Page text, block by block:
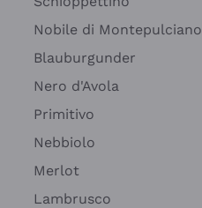
Nobile di Montepulciano
Blauburgunder
Nero d'Avola
Primitivo
Nebbiolo
Merlot
Lambrusco